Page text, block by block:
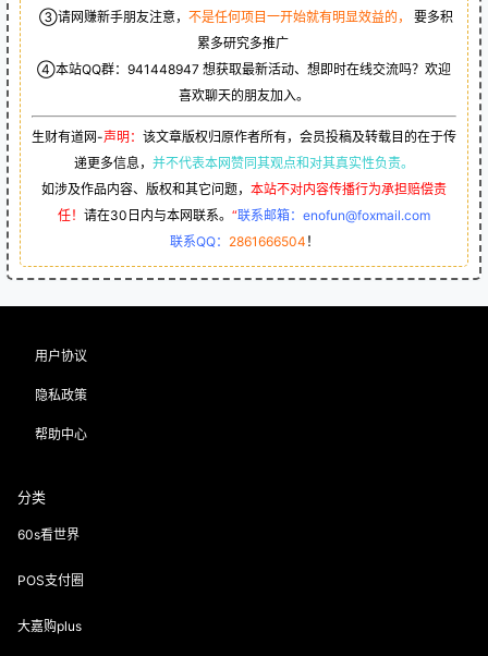
③请网赚新手朋友注意， 不是任何项目一开始就有明显效益的，
要多积
累多研究多推广
④本站QQ群： 941448947 想获取最新活动、想即时在线交流吗？欢迎
喜欢聊天的朋友加入。
生财有道网-声明： 该文章版权归原作者所有，会员投稿及转载目的在于传
递更多信息， 并不代表本网赞同其观点和对其真实性负责。
如涉及作品内容、版权和其它问题， 本站不对内容传播行为承担赔偿责
任！ 请在30日内与本网联系。 “联系邮箱：enofun@foxmail.com
联系QQ： 2861666504 ！
用户协议
隐私政策
帮助中心
分类
60s看世界
POS支付圈
大嘉购plus